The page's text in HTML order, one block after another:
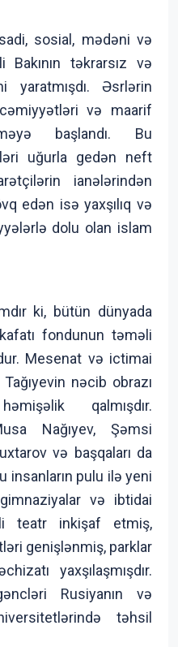
sosial, mədəni və
Bakının təkrarsız və
yaratmışdı. Əsrlərin
və maarif
başlandı. Bu
uğurla gedən neft
ianələrindən
edən isə yaxşılıq və
dolu olan islam
ki, bütün dünyada
fondunun təməli
Mesenat və ictimai
nəcib obrazı
qalmışdır.
Nağıyev, Şəmsi
və başqaları da
insanların pulu ilə yeni
və ibtidai
teatr inkişaf etmiş,
genişlənmiş, parklar
yaxşılaşmışdır.
Rusiyanın və
təhsil